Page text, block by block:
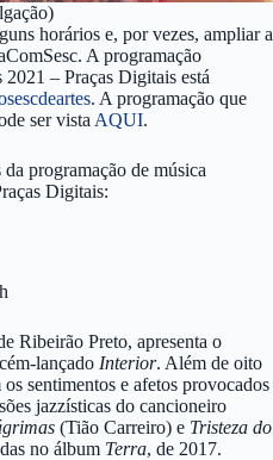
horários e, por vezes, ampliar a
A programação
– Praças Digitais está
. A programação que
ser vista AQUI.
programação de música
Digitais:
Ribeirão Preto, apresenta o
lançado Interior. Além de oito
sentimentos e afetos provocados
jazzísticas do cancioneiro
(Tião Carreiro) e Tristeza do
no álbum Terra, de 2017.